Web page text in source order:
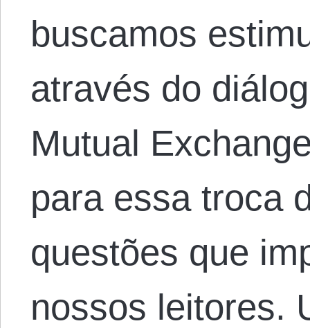
buscamos
através do
Mutual
para essa troca
questões que
nossos leitores.